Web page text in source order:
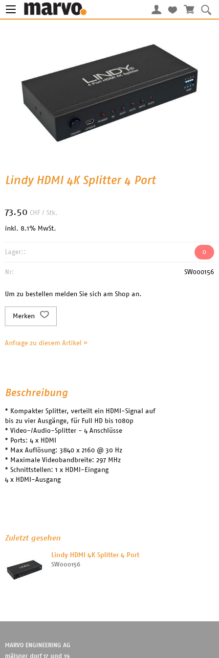
Lindy HDMI 4K Splitter 4 Port
73.50 CHF / Stk.
inkl. 8.1% MwSt.
Lager:: 0
Nr: SW000156
Um zu bestellen melden Sie sich am Shop an.
Merken
Anfrage zu diesem Artikel »
Beschreibung
* Kompakter Splitter, verteilt ein HDMI-Signal auf
bis zu vier Ausgänge, für Full HD bis 1080p
* Video-/Audio-Splitter - 4 Anschlüsse
* Ports: 4 x HDMI
* Max Auflösung: 3840 x 2160 @ 30 Hz
* Maximale Videobandbreite: 297 MHz
* Schnittstellen: 1 x HDMI-Eingang
4 x HDMI-Ausgang
Zuletzt gesehen
Lindy HDMI 4K Splitter 4 Port
SW000156
MARVO ENGINEERING AG
mälsner dorf 17 und 19